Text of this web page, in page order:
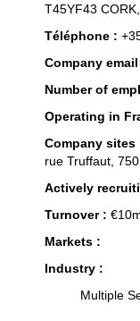
T45YF43
Téléphone :
Company
Number of
Operating in
Company sites
rue Truffaut,
Actively
Turnover :
Markets :
Industry :
Multiple